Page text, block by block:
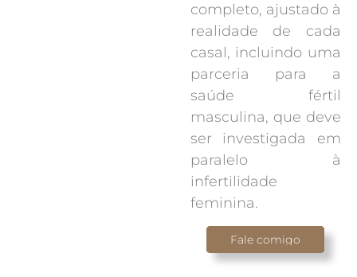
completo, ajustado à
realidade de cada
casal, incluindo uma
parceria para a
saúde fértil
masculina, que deve
ser investigada em
paralelo à
infertilidade
feminina.
Fale comigo